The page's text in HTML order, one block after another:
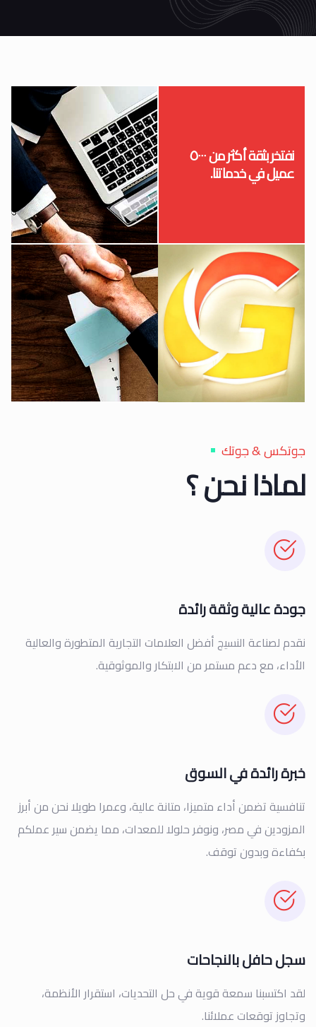
نفتخر بثقة أكثر من ٥۰۰۰
عمیل في خدماتنا.
جوتكس & جوتك
لماذا نحن ؟
جودة عالیة وثقة رائدة
نقدم لصناعة النسیج أفضل العلامات التجاریة المتطورة والعالیة
الأداء، مع دعم مستمر من الابتكار والموثوقیة.
خبرة رائدة في السوق
تنافسیة تضمن أداء متمیزا، متانة عالیة، وعمرا طویلا نحن من أبرز
المزودین في مصر، ونوفر حلولا للمعدات، مما یضمن سیر عملكم
بكفاءة وبدون توقف.
سجل حافل بالنجاحات
لقد اكتسبنا سمعة قویة في حل التحدیات، استقرار الأنظمة،
وتجاوز توقعات عملائنا.